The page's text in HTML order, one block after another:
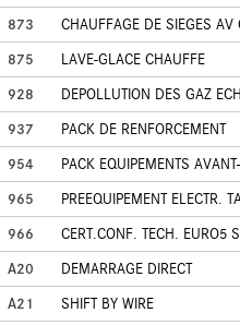
873
CHAUFFAGE DE SIEGES AV
875
LAVE-GLACE CHAUFFE
928
DEPOLLUTION DES GAZ
937
PACK DE RENFORCEMENT
954
PACK EQUIPEMENTS
965
PREEQUIPEMENT ELECTR.
966
CERT.CONF. TECH. EURO5
A20
DEMARRAGE DIRECT
A21
SHIFT BY WIRE